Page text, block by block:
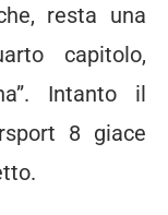
resta una
capitolo,
Intanto il
8 giace